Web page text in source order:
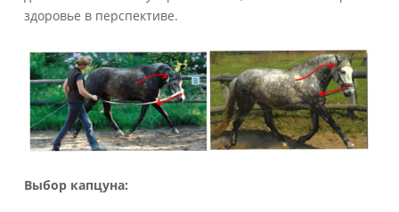
здоровье в перспективе.
Выбор капцуна: